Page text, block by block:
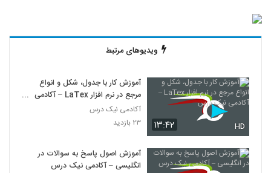
ویدیوهای مرتبط
۱۳:۴۲ HD
آموزش کار با جدول، شکل و انواع
مرجع در نرم افزار LaTex – آکادمی
نیک درس
آکادمی نیک درس
۲۳ بازدید
آموزش اصول پاسخ به سوالات در
انگلیسی – آکادمی نیک درس